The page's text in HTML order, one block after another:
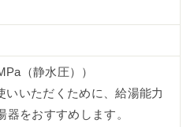
（静水圧））
いただくために、給湯能力
をおすすめします。